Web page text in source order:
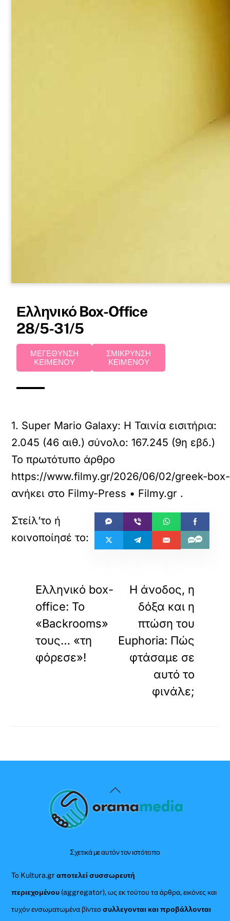
Ελληνικό Box-Office
28/5-31/5
ΜΕΓΕΘΥΝΣΗ
ΚΕΙΜΕΝΟΥ
ΣΜΙΚΡΥΝΣΗ
ΚΕΙΜΕΝΟΥ
1. Super Mario Galaxy: Η Ταινία εισιτήρια:
2.045 (46 αιθ.) σύνολο: 167.245 (9η εβδ.)
Το πρωτότυπο άρθρο
https://www.filmy.gr/2026/06/02/greek-
ανήκει στο Filmy-Press • Filmy.gr .
Ελληνικό box-
office: Το
«Backrooms»
τους… «τη
φόρεσε»!
Η άνοδος, η
δόξα και η
πτώση του
Euphoria: Πώς
φτάσαμε σε
αυτό το
φινάλε;
Back
To
Σχετικά με αυτόν τον ιστότοπο
Το Kultura.grαποτελεί συσσωρευτή
περιεχομένου (aggregator), ως εκ τούτου τα άρθρα, εικόνες και
τυχόν ενσωματωμένα βίντεοσυλλεγονται και προβάλλονται